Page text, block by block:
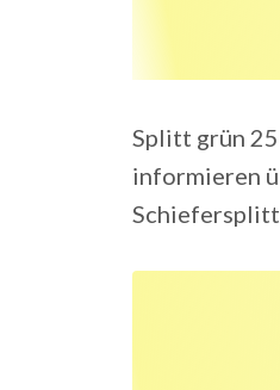
Splitt grün
informieren
Schiefersplitt